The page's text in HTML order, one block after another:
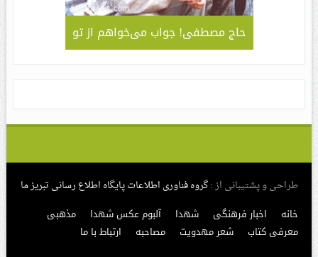
جلوه
سبک و
حاج مصطفی! جواب می‌خواهم از تو
– کاربردی
طراحی و پشتیبانی از :گروه فناوری اطلاعات پایگاه اطلاع رسانی تبریز ما
خانه
اخبار فرهنگی شهدا آلبوم عکس شهدا
مذهبی
معرفی کتاب
شعر مهدویت مصاحبه ارتباط با ما